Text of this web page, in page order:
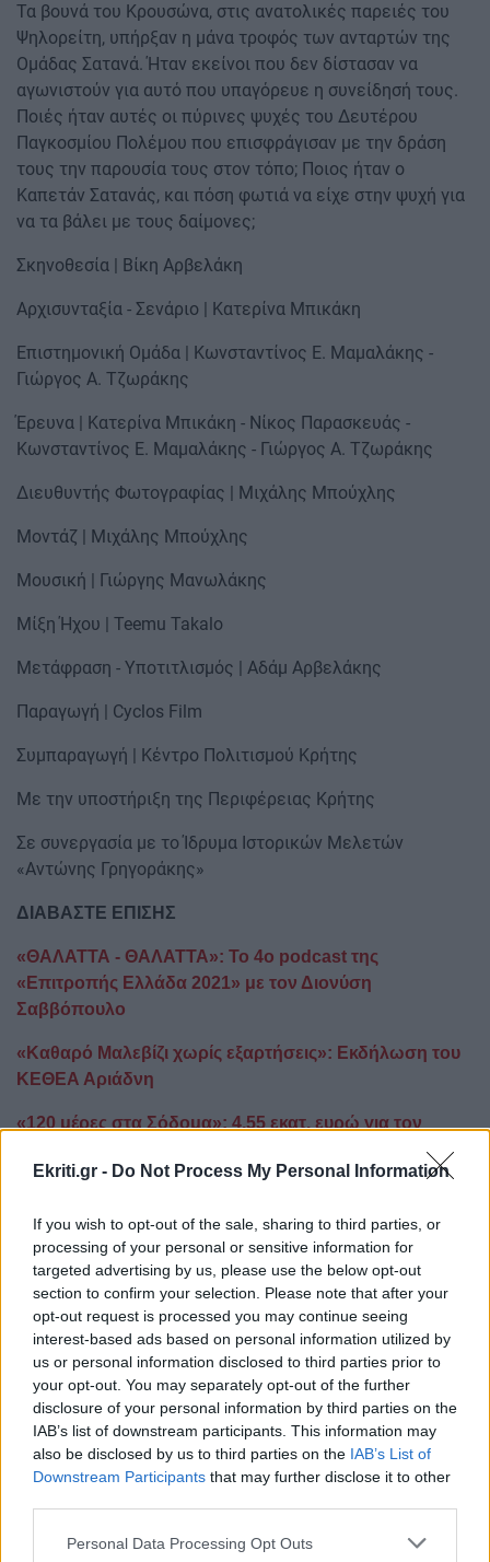
Ekriti.gr - Do Not Process My Personal Information
If you wish to opt-out of the sale, sharing to third parties, or
processing of your personal or sensitive information for
targeted advertising by us, please use the below opt-out
section to confirm your selection. Please note that after your
opt-out request is processed you may continue seeing
interest-based ads based on personal information utilized by
us or personal information disclosed to third parties prior to
your opt-out. You may separately opt-out of the further
disclosure of your personal information by third parties on the
IAB’s list of downstream participants. This information may
also be disclosed by us to third parties on the IAB’s List of
Downstream Participants that may further disclose it to other
Personal Data Processing Opt Outs
Τα βουνά του Κρουσώνα, στις ανατολικές παρειές του
Ψηλορείτη, υπήρξαν η μάνα τροφός των ανταρτών της
Ομάδας Σατανά. Ήταν εκείνοι που δεν δίστασαν να
αγωνιστούν για αυτό που υπαγόρευε η συνείδησή τους.
Ποιές ήταν αυτές οι πύρινες ψυχές του Δευτέρου
Παγκοσμίου Πολέμου που επισφράγισαν με την δράση
τους την παρουσία τους στον τόπο; Ποιος ήταν ο
Καπετάν Σατανάς, και πόση φωτιά να είχε στην ψυχή για
να τα βάλει με τους δαίμονες;
Σκηνοθεσία | Βίκη Αρβελάκη
Αρχισυνταξία - Σενάριο | Κατερίνα Μπικάκη
Eπιστημονική Ομάδα | Κωνσταντίνος Ε. Μαμαλάκης -
Γιώργος Α. Τζωράκης
Έρευνα | Κατερίνα Μπικάκη - Νίκος Παρασκευάς -
Κωνσταντίνος Ε. Μαμαλάκης - Γιώργος Α. Τζωράκης
Διευθυντής Φωτογραφίας | Μιχάλης Μπούχλης
Μοντάζ | Μιχάλης Μπούχλης
Μουσική | Γιώργης Μανωλάκης
Μίξη Ήχου | Teemu Takalo
Μετάφραση - Υποτιτλισμός | Αδάμ Αρβελάκης
Παραγωγή | Cyclos Film
Συμπαραγωγή | Κέντρο Πολιτισμού Κρήτης
Mε την υποστήριξη της Περιφέρειας Κρήτης
Σε συνεργασία με το Ίδρυμα Ιστορικών Μελετών
«Αντώνης Γρηγοράκης»
ΔΙΑΒΑΣΤΕ ΕΠΙΣΗΣ
«ΘΑΛΑΤΤΑ - ΘΑΛΑΤΤΑ»: Το 4ο podcast της
«Επιτροπής Ελλάδα 2021» με τον Διονύση
Σαββόπουλο
«Καθαρό Μαλεβίζι χωρίς εξαρτήσεις»: Εκδήλωση του
ΚΕΘΕΑ Αριάδνη
«120 μέρες στα Σόδομα»: 4,55 εκατ. ευρώ για τον
Ακολουθήστε το ekriti.gr στοGoogle Newsκαι
μάθετε πρώτοι όλες τις ειδήσεις για την Κρήτη
και όχι μόνο.
Αντίσταση Κρουσώνας
ΡΟΗ ΕΙΔΗΣΕΩΝ